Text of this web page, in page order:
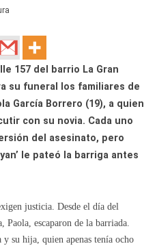
157 del barrio La Gran
su funeral los familiares de
García Borrero (19), a quien
con su novia. Cada uno
del asesinato, pero
le pateó la barriga antes
justicia. Desde el día del
escaparon de la barriada.
y su hija, quien apenas tenía ocho